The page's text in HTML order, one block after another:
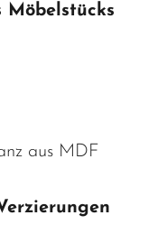
aus MDF